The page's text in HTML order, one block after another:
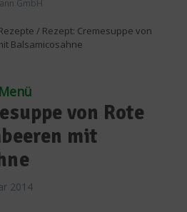
GmbH
/ Rezept: Cremesuppe von
Balsamicosahne
von Rote
mit
2014